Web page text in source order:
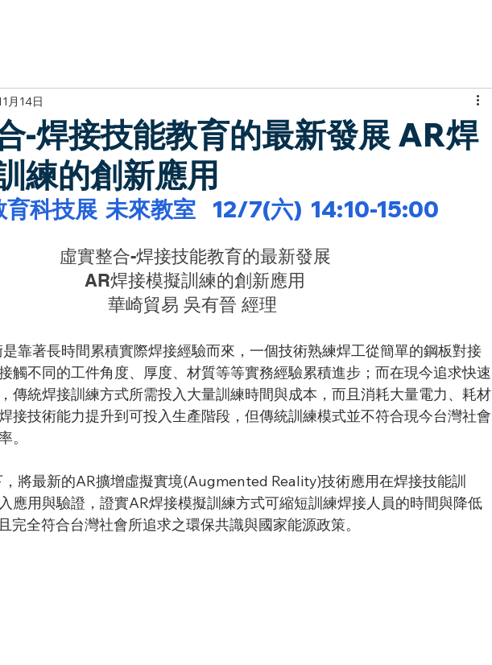
-焊接技能教育的最新發展 AR焊
練的創新應用
月14日
育科技展  未來教室 12/7(六) 14:10-15:00
虛實整合-焊接技能教育的最新發展
AR焊接模擬訓練的創新應用
華崎貿易 吳有晉 經理
觸不同的工件角度、厚度、材質等等實務經驗累積進步；而在現今追求快速
傳統焊接訓練方式所需投入大量訓練時間與成本，而且消耗大量電力、耗材
接技術能力提升到可投入生產階段，但傳統訓練模式並不符合現今台灣社會
。
應用與驗證，證實AR焊接模擬訓練方式可縮短訓練焊接人員的時間與降低
完全符合台灣社會所追求之環保共識與國家能源政策。